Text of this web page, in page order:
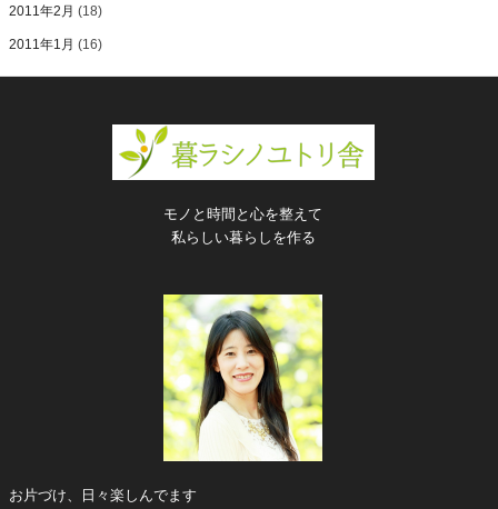
2011年2月 (18)
2011年1月 (16)
モノと時間と心を整えて
私らしい暮らしを作る
お片づけ、日々楽しんでます